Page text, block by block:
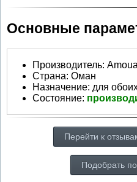
Основные
Производитель:
Страна: Оман
Назначение: для
Состояние:
Перейти к
Подобрать